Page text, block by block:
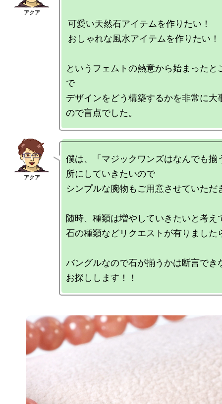
というフェムトの熱意から始まったと
で
デザインをどう構築するかを非常に大
僕は、「マジックワンズはなんでも揃
所にしていきたいので
シンプルな腕物もご用意させていただ
随時、種類は増やしていきたいと考え
石の種類などリクエストが有りました
バングルなので石が揃うかは断言でき